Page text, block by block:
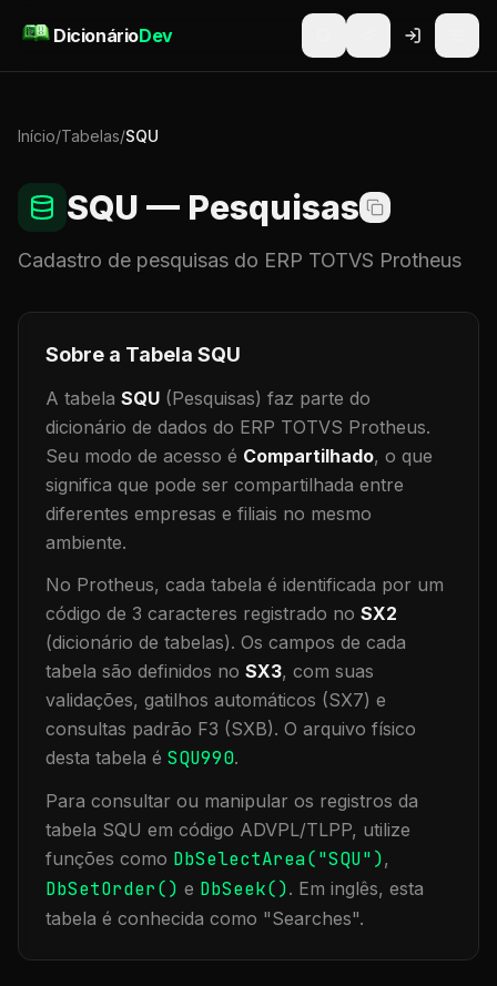
DicionárioDev
Início/Tabelas/SQU
SQU — Pesquisas
Cadastro de pesquisas do ERP TOTVS Protheus
Sobre a Tabela SQU
A tabela SQU (Pesquisas) faz parte do
dicionário de dados do ERP TOTVS Protheus.
Seu modo de acesso é Compartilhado, o que
significa que pode ser compartilhada entre
diferentes empresas e filiais no mesmo
ambiente.
No Protheus, cada tabela é identificada por um
código de 3 caracteres registrado no SX2
(dicionário de tabelas). Os campos de cada
tabela são definidos no SX3, com suas
validações, gatilhos automáticos (SX7) e
consultas padrão F3 (SXB). O arquivo físico
desta tabela é SQU990.
Para consultar ou manipular os registros da
tabela SQU em código ADVPL/TLPP, utilize
funções como DbSelectArea("SQU"),
DbSetOrder() e DbSeek(). Em inglês, esta
tabela é conhecida como "Searches".